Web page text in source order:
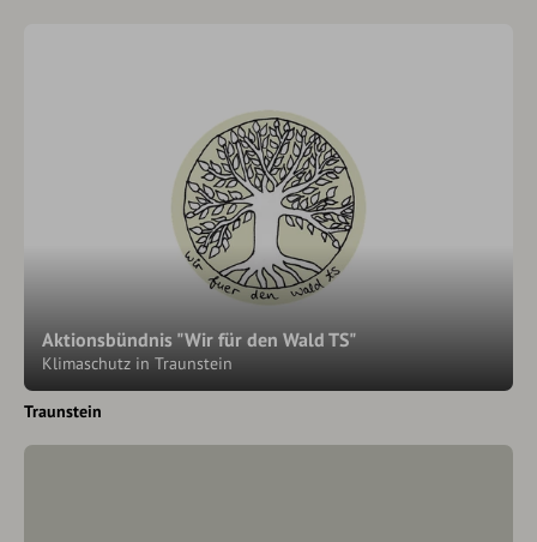
Aktionsbündnis "Wir für den Wald TS"
Klimaschutz in Traunstein
Traunstein